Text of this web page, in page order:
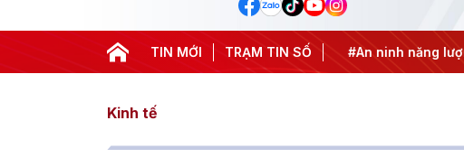
TIN MỚI TRẠM TIN SỐ
khai thác IUU #Căng thẳng Trung Đông #An ninh năng lượng
Kinh tế